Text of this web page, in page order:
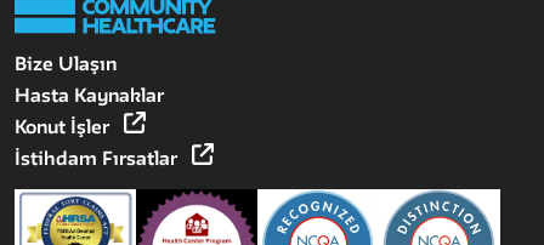
Bize Ulaşın
Hasta Kaynaklar
Konut İşler
İstihdam Fırsatlar